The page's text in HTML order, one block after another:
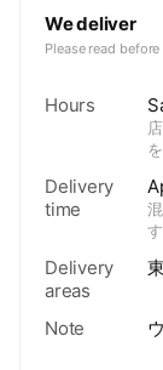
We deliver
Please read
Hours
Delivery
time
す
Delivery
areas
Note